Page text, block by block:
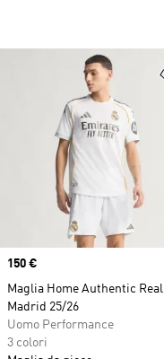
Price
150 €
Maglia Home Authentic Real
Madrid 25/26
Uomo Performance
3 colori